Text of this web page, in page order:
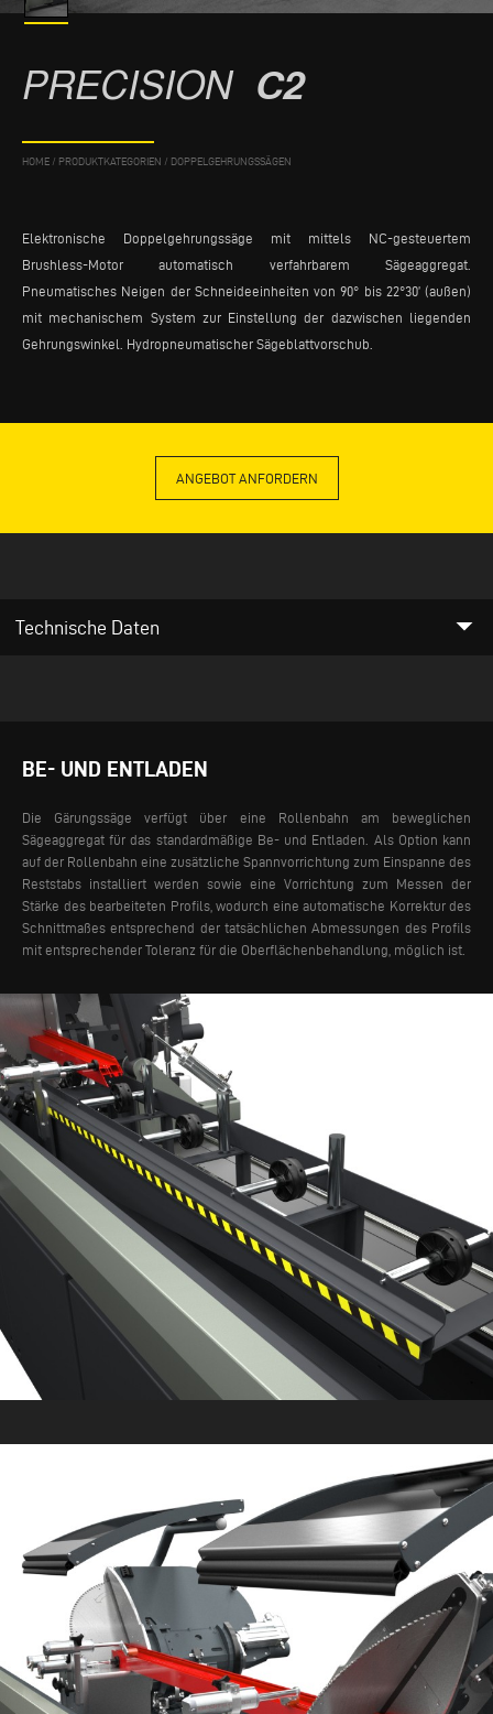
PRECISION C2
HOME / PRODUKTKATEGORIEN / DOPPELGEHRUNGSSÄGEN
Elektronische Doppelgehrungssäge mit mittels NC-gesteuertem
Brushless-Motor automatisch verfahrbarem Sägeaggregat.
Pneumatisches Neigen der Schneideeinheiten von 90° bis 22°30’ (außen)
mit mechanischem System zur Einstellung der dazwischen liegenden
Gehrungswinkel. Hydropneumatischer Sägeblattvorschub.
ANGEBOT ANFORDERN
Technische Daten arrow_drop_down
BE- UND ENTLADEN
Die Gärungssäge verfügt über eine Rollenbahn am beweglichen
Sägeaggregat für das standardmäßige Be- und Entladen. Als Option kann
auf der Rollenbahn eine zusätzliche Spannvorrichtung zum Einspanne des
Reststabs installiert werden sowie eine Vorrichtung zum Messen der
Stärke des bearbeiteten Profils, wodurch eine automatische Korrektur des
Schnittmaßes entsprechend der tatsächlichen Abmessungen des Profils
mit entsprechender Toleranz für die Oberflächenbehandlung, möglich ist.